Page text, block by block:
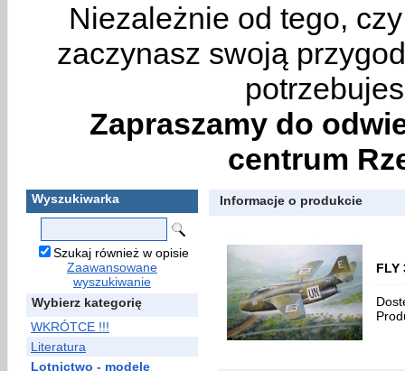
Niezależnie od tego,
zaczynasz swoją
Zapraszamy do
centrum
Wyszukiwarka
Szukaj również w opisie
Zaawansowane
wyszukiwanie
Wybierz kategorię
WKRÓTCE !!!
Literatura
Lotnictwo - modele
Informacje o produkcie
FLY